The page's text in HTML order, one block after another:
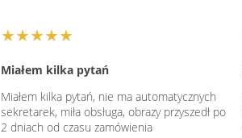
★★★★★
Miałem kilka pytań
Miałem kilka pytań, nie ma automatycznych
sekretarek, miła obsługa, obrazy przyszedł po
2 dniach od czasu zamówienia